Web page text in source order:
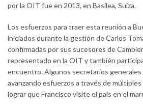
por la OIT fue en 2013, en Basilea, Suiza.
Los esfuerzos para traer esta reunión a
iniciados durante la gestión de Carlos
confirmadas por sus sucesores de
representado en la OIT y también
encuentro. Algunos secretarios generales
avanzando esfuerzos a través de
lograr que Francisco visite el país en el